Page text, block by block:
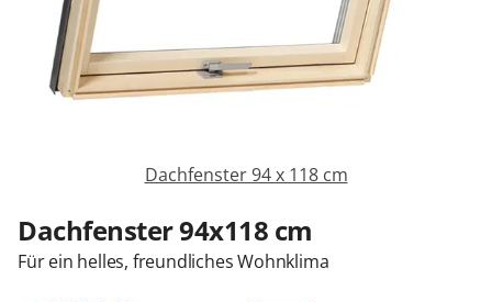
Zäune & Tore
Dachfenster 94 x 118 cm
Dachfenster 94x118 cm
Für ein helles, freundliches Wohnklima